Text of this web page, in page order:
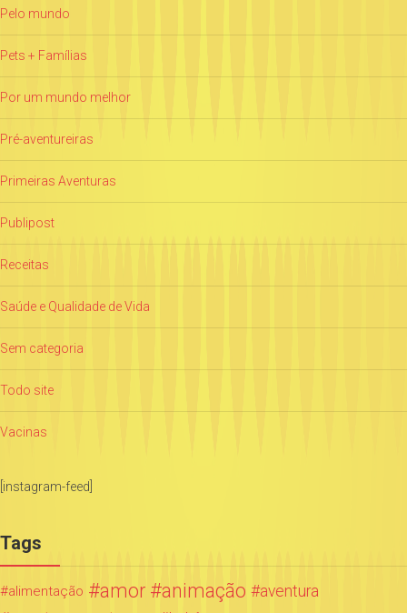
Pelo mundo
Pets + Famílias
Por um mundo melhor
Pré-aventureiras
Primeiras Aventuras
Publipost
Receitas
Saúde e Qualidade de Vida
Sem categoria
Todo site
Vacinas
[instagram-feed]
Tags
alimentação amor animação aventura